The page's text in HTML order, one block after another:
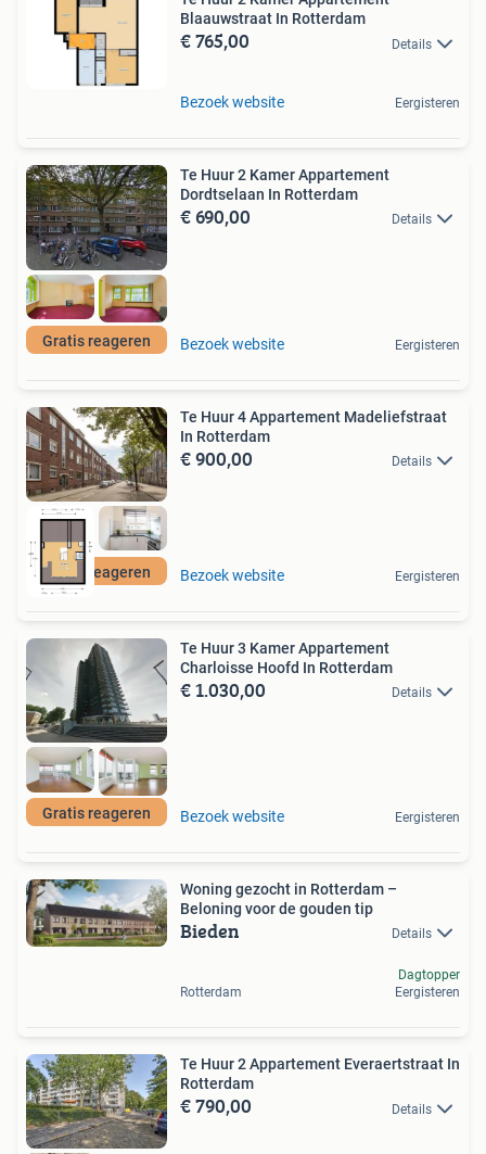
Blaauwstraat In Rotterdam
€ 765,00 Details
Bezoek website Eergisteren
Gratis reageren
Te Huur 2 Kamer Appartement
Dordtselaan In Rotterdam
€ 690,00 Details
Bezoek website Eergisteren
Gratis reageren
Te Huur 4 Appartement Madeliefstraat
In Rotterdam
€ 900,00 Details
Bezoek website Eergisteren
Gratis reageren
Te Huur 3 Kamer Appartement
Charloisse Hoofd In Rotterdam
€ 1.030,00 Details
Bezoek website Eergisteren
Woning gezocht in Rotterdam –
Beloning voor de gouden tip
Bieden Details
Rotterdam
Dagtopper
Eergisteren
Te Huur 2 Appartement Everaertstraat In
Rotterdam
€ 790,00 Details